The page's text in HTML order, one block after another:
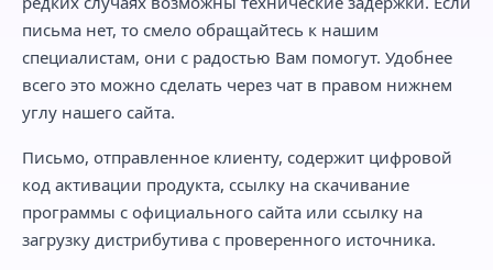
письма нет, то смело обращайтесь к нашим
специалистам, они с радостью Вам помогут. Удобнее
всего это можно сделать через чат в правом нижнем
углу нашего сайта.
Письмо, отправленное клиенту, содержит цифровой
код активации продукта, ссылку на скачивание
программы с официального сайта или ссылку на
загрузку дистрибутива с проверенного источника.